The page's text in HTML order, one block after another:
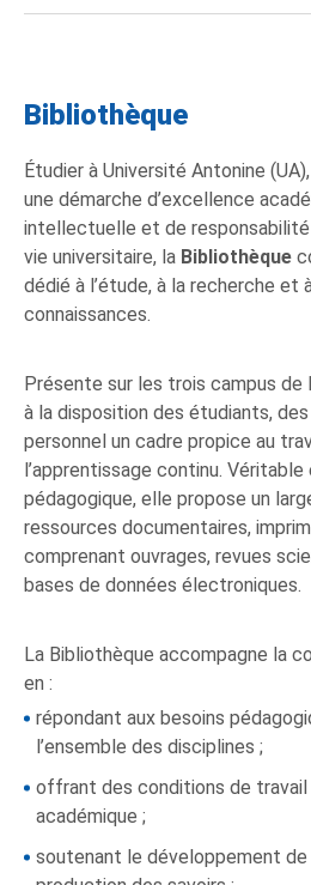
Bibliothèque
Étudier à Université Antonine
une démarche d’excellence
intellectuelle et de
vie universitaire, la Bibliothèque
dédié à l’étude, à la recherche et
connaissances.
Présente sur les trois campus de
à la disposition des étudiants,
personnel un cadre propice au
l’apprentissage continu.
pédagogique, elle propose un
ressources documentaires,
comprenant ouvrages, revues
bases de données électroniques.
La Bibliothèque accompagne la
en :
répondant aux besoins
l’ensemble des disciplines ;
offrant des conditions de
académique ;
soutenant le développement